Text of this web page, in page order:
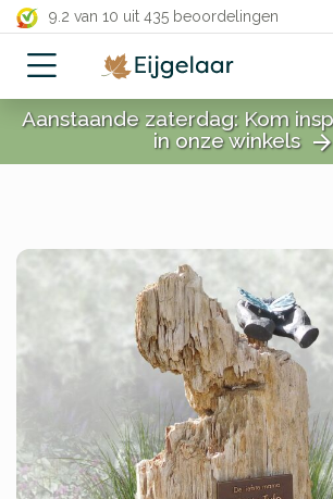
9.2 van 10 uit 435 beoordelingen
close
close
Aanstaande zaterdag: Kom
in onze winkels arrow_forward